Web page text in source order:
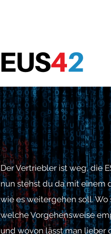
Der Vertriebler ist weg, die
nun stehst du da mit einem
wie es weitergehen soll. Wo
welche Vorgehensweise
und wovon lässt man lieber